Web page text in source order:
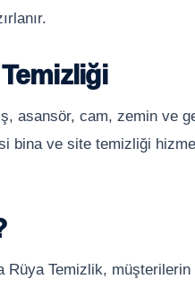
asansör, cam, zemin ve
bina ve site temizliği
Rüya Temizlik,